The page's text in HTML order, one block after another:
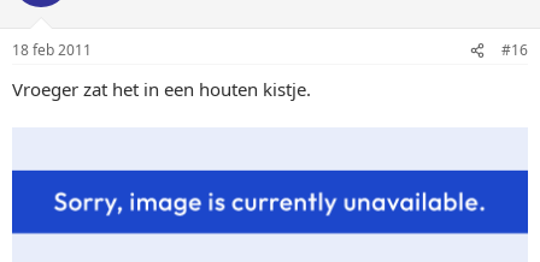
18 feb 2011 #16
Vroeger zat het in een houten kistje.